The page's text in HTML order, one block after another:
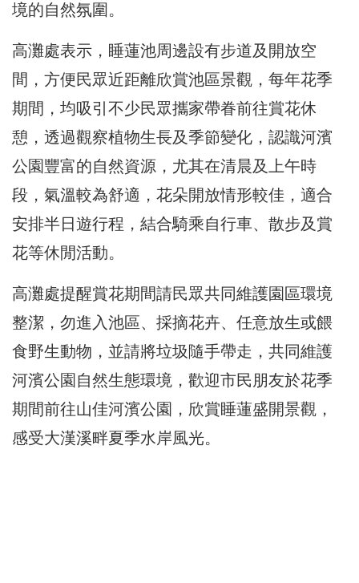
境的自然氛圍。
高灘處表示，睡蓮池周邊設有步道及開放空
間，方便民眾近距離欣賞池區景觀，每年花季
期間，均吸引不少民眾攜家帶眷前往賞花休
憩，透過觀察植物生長及季節變化，認識河濱
公園豐富的自然資源，尤其在清晨及上午時
段，氣溫較為舒適，花朵開放情形較佳，適合
安排半日遊行程，結合騎乘自行車、散步及賞
花等休閒活動。
高灘處提醒賞花期間請民眾共同維護園區環境
整潔，勿進入池區、採摘花卉、任意放生或餵
食野生動物，並請將垃圾隨手帶走，共同維護
河濱公園自然生態環境，歡迎市民朋友於花季
期間前往山佳河濱公園，欣賞睡蓮盛開景觀，
感受大漢溪畔夏季水岸風光。